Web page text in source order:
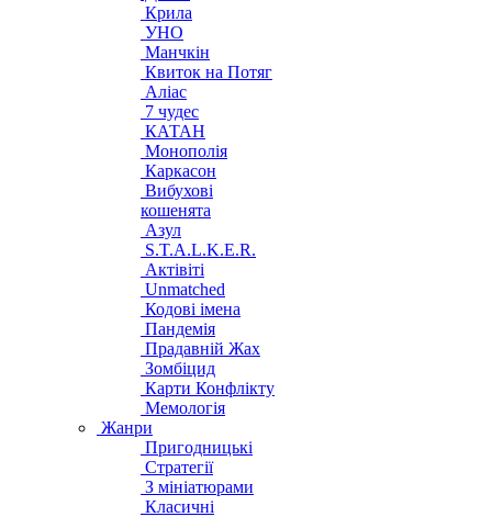
Крила
УНО
Манчкін
Квиток на Потяг
Аліас
7 чудес
КАТАН
Монополія
Каркасон
Вибухові
кошенята
Азул
S.T.A.L.K.E.R.
Актівіті
Unmatched
Кодові імена
Пандемія
Прадавній Жах
Зомбіцид
Карти Конфлікту
Мемологія
Жанри
Пригодницькі
Стратегії
З мініатюрами
Класичні